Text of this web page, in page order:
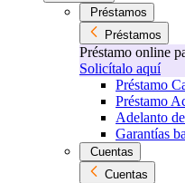
Préstamos
Préstamos
Préstamo online
Solicítalo aquí
Préstamo
Préstamo
Adelanto
Garantías
Cuentas
Cuentas